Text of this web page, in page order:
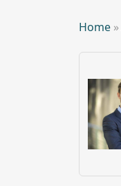
Home »